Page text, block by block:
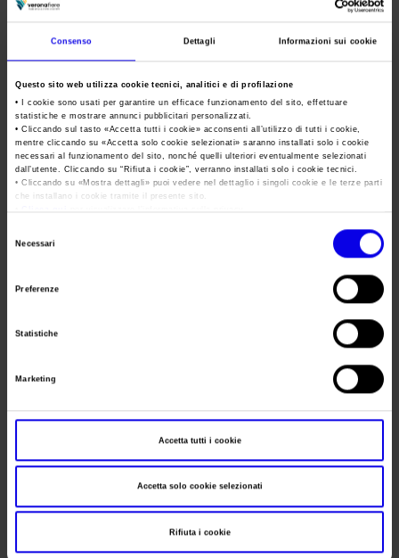
Consenso Dettagli Informazioni sui cookie
Questo sito web utilizza cookie tecnici, analitici e di profilazione
• I cookie sono usati per garantire un efficace funzionamento del sito, effettuare
statistiche e mostrare annunci pubblicitari personalizzati.
• Cliccando sul tasto «Accetta tutti i cookie» acconsenti all’utilizzo di tutti i cookie,
mentre cliccando su «Accetta solo cookie selezionati» saranno installati solo i cookie
necessari al funzionamento del sito, nonché quelli ulteriori eventualmente selezionati
dall’utente. Cliccando su “ Rifiuta i cookie”, verranno installati solo i cookie tecnici.
• Cliccando su «Mostra dettagli» puoi vedere nel dettaglio i singoli cookie e le terze parti
che installano i cookie tramite il presente sito.
Necessari
Preferenze
Statistiche
Marketing
Accetta tutti i cookie
Accetta solo cookie selezionati
Rifiuta i cookie
14-16
SolExpo Asia
Shenzhen Cina
Giugno
Modal Expo - Espirito Santo
Brasile
Fiera della logistica, trasporti, commercio